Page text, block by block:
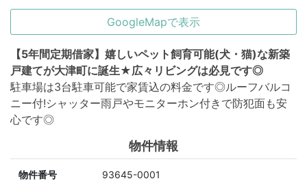
GoogleMapで表示
【5年間定期借家】嬉しいペット飼育可能(犬・猫)な新築
戸建てが大津町に誕生★広々リビングは必見です◎
駐車場は3台駐車可能で家賃込の料金です◎ルーフバルコ
ニー付!シャッター雨戸やモニターホン付きで防犯面も安
心です◎
物件情報
物件番号 93645-0001